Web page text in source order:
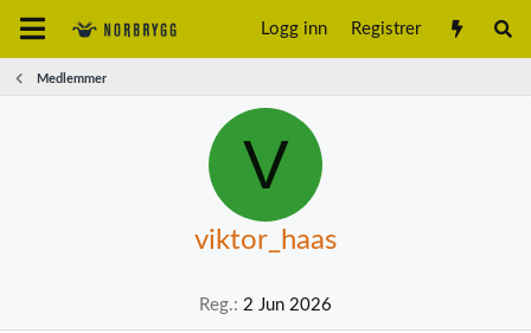
Logg inn Registrer
Medlemmer
V
viktor_haas
Reg. 2 Jun 2026